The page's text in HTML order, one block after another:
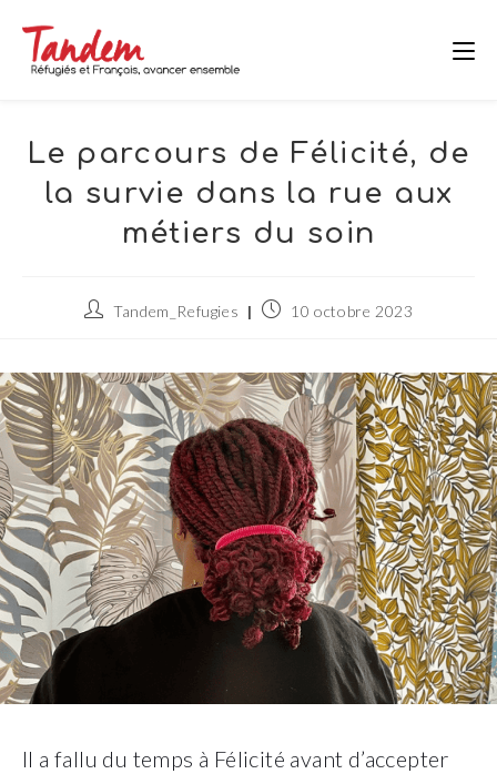
content
Le parcours de Félicité, de
la survie dans la rue aux
métiers du soin
Auteur/autrice
publication :
Tandem_Refugies
Publication
10 octobre 2023
Il a fallu du temps à Félicité avant d’accepter